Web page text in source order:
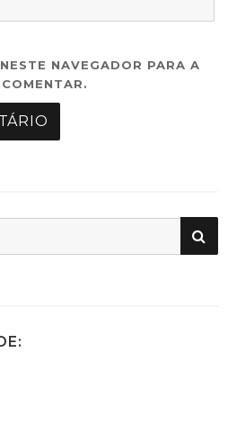
NAVEGADOR PARA A